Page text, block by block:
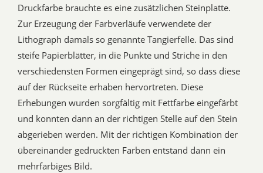
Druckfarbe brauchte es eine zusätzlichen Steinplatte.
Zur Erzeugung der Farbverläufe verwendete der
Lithograph damals so genannte Tangierfelle. Das sind
steife Papierblätter, in die Punkte und Striche in den
verschiedensten Formen eingeprägt sind, so dass diese
auf der Rückseite erhaben hervortreten. Diese
Erhebungen wurden sorgfältig mit Fettfarbe eingefärbt
und konnten dann an der richtigen Stelle auf den Stein
abgerieben werden. Mit der richtigen Kombination der
übereinander gedruckten Farben entstand dann ein
mehrfarbiges Bild.